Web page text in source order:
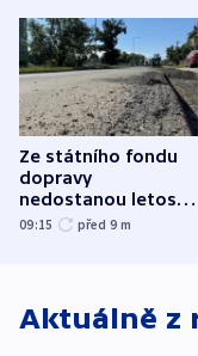
Ze státního fondu
dopravy
nedostanou letos
kraje na silnice ani
09:15 před 9 m
Aktuálně z